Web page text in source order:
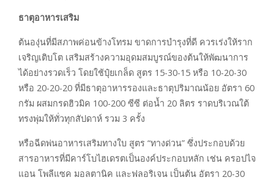
ธาตุอาหารเสริม
ต้นองุ่นที่มีสภาพค่อนข้างโทรม ขาดการบำรุงที่ดี ควรเร่งให้ราก
เจริญเติบโต เสริมสร้างความอุดมสมบูรณ์ของต้นให้พัฒนาการ
ได้อย่างรวดเร็ว โดยใช้ปุ๋ยเกล็ด สูตร 15-30-15 หรือ 10-20-30
หรือ 20-20-20 ที่มีธาตุอาหารรองและธาตุปริมาณน้อย อัตรา 60
กรัม ผสมกรดฮิวมิค 100-200 ซีซี ต่อน้ำ 20 ลิตร ราดบริเวณใต้
ทรงพุ่มให้ทั่วทุกสัปดาห์ รวม 3 ครั้ง
หรือฉีดพ่นอาหารเสริมทางใบ สูตร “ทางด่วน” ซึ่งประกอบด้วย
สารอาหารที่มีคาร์โบไฮเดรตเป็นองค์ประกอบหลัก เช่น ครอปไจ
แอน โพลีแซค มอลตานิค และฟลอริเจน เป็นต้น อัตรา 20-30